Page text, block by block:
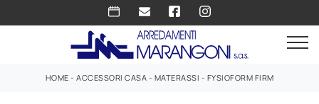
HOME - ACCESSORI CASA - MATERASSI - FYSIOFORM FIRM